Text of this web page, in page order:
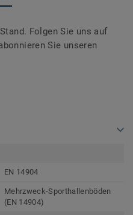
Folgen Sie uns auf
Sie unseren
EN 14904
Mehrzweck-Sporthallenböden
(EN 14904)